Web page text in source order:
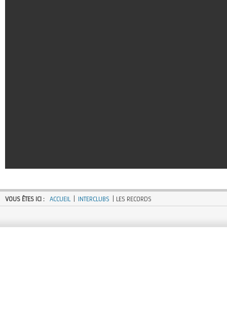
VOUS ÊTES ICI : ACCUEIL INTERCLUBS | LES RECORDS